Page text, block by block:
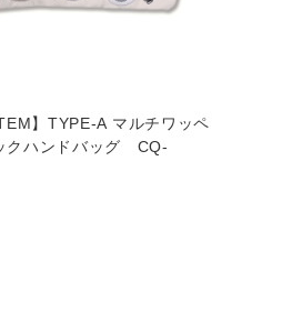
】TYPE-A マルチワッペ
クハンドバッグ CQ-